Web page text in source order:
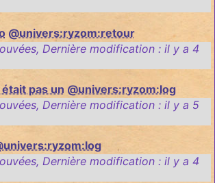
@univers:ryzom:retour
, Dernière modification : il y a 4
pas un @univers:ryzom:log
, Dernière modification : il y a 5
, Dernière modification : il y a 4